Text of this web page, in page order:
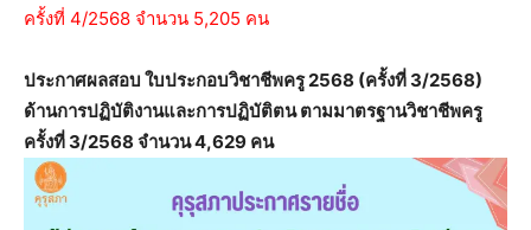
ครั้งที่ 4/2568 จำนวน 5,205 คน
ประกาศผลสอบ ใบประกอบวิชาชีพครู 2568 (ครั้งที่ 3/2568)
ด้านการปฏิบัติงานและการปฏิบัติตน ตามมาตรฐานวิชาชีพครู
ครั้งที่ 3/2568 จำนวน 4,629 คน